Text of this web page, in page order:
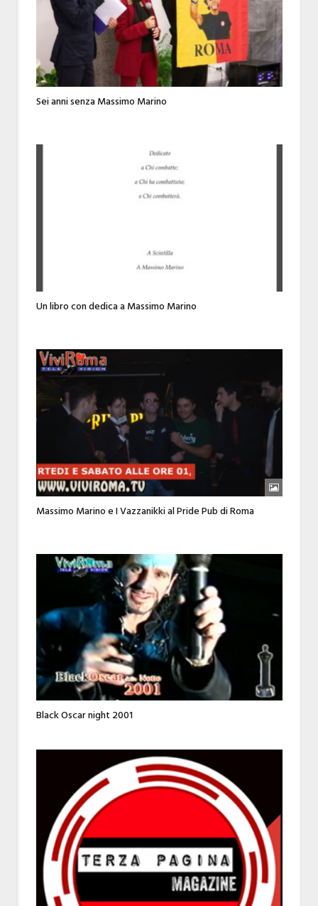
Sei anni senza Massimo Marino
Un libro con dedica a Massimo Marino
Massimo Marino e I Vazzanikki al Pride Pub di Roma
Black Oscar night 2001